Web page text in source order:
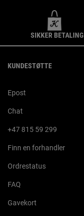
SIKKER BETALING
KUNDESTØTTE
Epost
Chat
+47 815 59 299
Finn en forhandler
Ordrestatus
FAQ
Gavekort